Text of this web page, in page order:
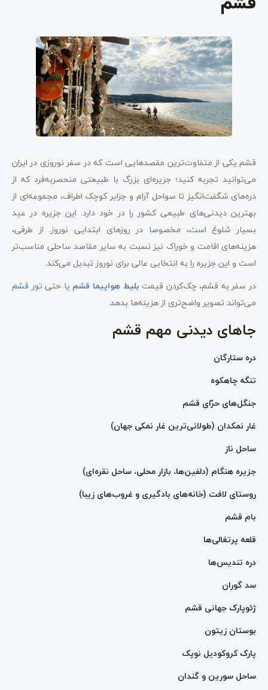
قشم یکی از متفاوت‌ترین مقصدهایی است که در سفر نوروزی در ایران
می‌توانید تجربه کنید؛ جزیره‌ای بزرگ با طبیعتی منحصربه‌فرد که از
دره‌های شگفت‌انگیز تا سواحل آرام و جزایر کوچک اطراف، مجموعه‌ای از
بهترین دیدنی‌های طبیعی کشور را در خود دارد. این جزیره در عید
بسیار شلوغ است، مخصوصا در روزهای ابتدایی نوروز. از طرفی،
هزینه‌های اقامت و خوراک نیز نسبت به سایر مقاصد ساحلی مناسب‌تر
است و این جزیره را به انتخابی عالی برای نوروز تبدیل می‌کند.
در سفر به قشم، چک‌کردن قیمت بلیط هواپیما قشم یا حتی تور قشم
می‌تواند تصویر واضح‌تری از هزینه‌ها بدهد.
جاهای دیدنی مهم قشم
دره ستارگان
تنگه چاهکوه
جنگل‌های حرّای قشم
غار نمکدان (طولانی‌ترین غار نمکی جهان)
ساحل ناز
جزیره هنگام (دلفین‌ها، بازار محلی، ساحل نقره‌ای)
روستای لافت (خانه‌های بادگیری و غروب‌های زیبا)
بام قشم
قلعه پرتغالی‌ها
دره تندیس‌ها
سد گوران
ژئوپارک جهانی قشم
بوستان زیتون
پارک کروکودیل نوپک
ساحل سورین و گندان